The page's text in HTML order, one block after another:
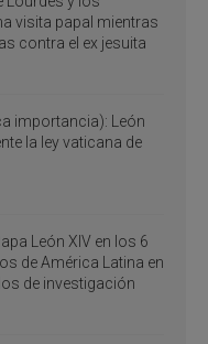
visita papal mientras
contra el ex jesuita
importancia): León
la ley vaticana de
León XIV en los 6
de América Latina en
de investigación